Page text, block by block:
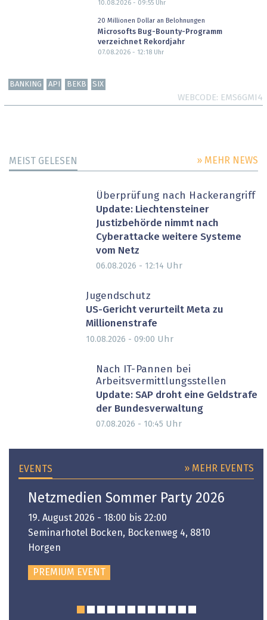
10.08.2026 - 09:55Uhr
20 Millionen Dollar an Belohnungen
Microsofts Bug-Bounty-Programm
verzeichnet Rekordjahr
07.08.2026 - 12:18Uhr
BANKING API BEKB SIX
WEBCODE EMS6GMI4
MEIST GELESEN » MEHR NEWS
Überprüfung nach Hackerangriff
Update: Liechtensteiner
Justizbehörde nimmt nach
Cyberattacke weitere Systeme
vom Netz
06.08.2026 - 12:14 Uhr
Jugendschutz
US-Gericht verurteilt Meta zu
Millionenstrafe
10.08.2026 - 09:00 Uhr
Nach IT-Pannen bei
Arbeitsvermittlungsstellen
Update: SAP droht eine Geldstrafe
der Bundesverwaltung
07.08.2026 - 10:45 Uhr
EVENTS » MEHR EVENTS
Netzmedien Sommer Party 2026
19. August 2026 - 18:00 bis 22:00
Seminarhotel Bocken, Bockenweg 4, 8810
Horgen
PREMIUM EVENT